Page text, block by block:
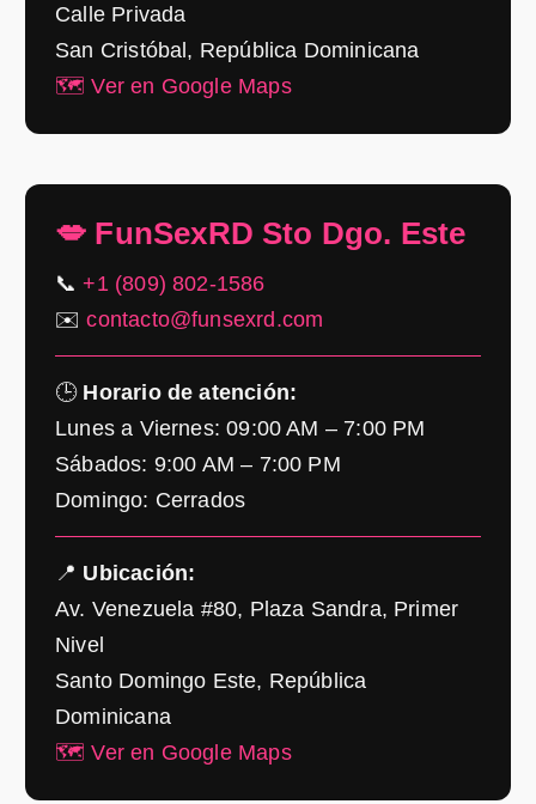
Calle Privada
San Cristóbal, República Dominicana
🗺️ Ver en Google Maps
💋 FunSexRD Sto Dgo. Este
📞+1 (809) 802-1586
✉️contacto@funsexrd.com
🕒 Horario de atención:
Lunes a Viernes: 09:00 AM – 7:00 PM
Sábados: 9:00 AM – 7:00 PM
Domingo: Cerrados
📍 Ubicación:
Av. Venezuela #80, Plaza Sandra, Primer
Nivel
Santo Domingo Este, República
Dominicana
🗺️ Ver en Google Maps